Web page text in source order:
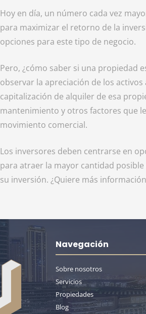
Hoy en día, un número cada vez
para maximizar el retorno de la
opciones para este tipo de negocio.
Pero, ¿cómo saber si una propiedad
observar la apreciación de los
capitalización de alquiler de esa
mantenimiento y otros factores que
movimiento comercial.
Los inversores deben centrarse en
para atraer la mayor cantidad
su inversión. ¿Quiere más
Navegación
Sobre nosotros
Servicios
Propiedades
Blog